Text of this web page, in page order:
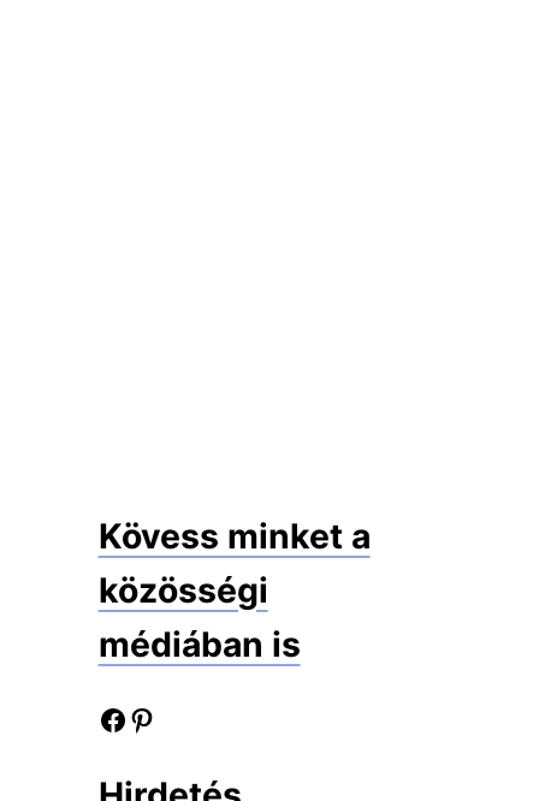
Kövess minket a
közösségi
médiában is
Facebook oldalunk Pinterest oldalunk